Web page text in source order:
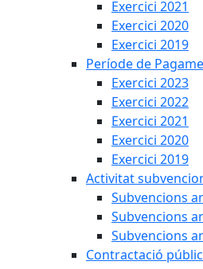
Exercici 2021
Exercici 2020
Exercici 2019
Període de
Exercici 2023
Exercici 2022
Exercici 2021
Exercici 2020
Exercici 2019
Activitat
Subvencions
Subvencions
Subvencions
Contractació